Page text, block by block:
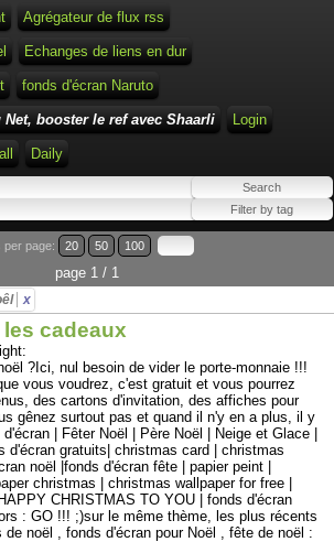
Agrégateur de flux rss
Echanges de liens en dur
fonds d'écran Naruto
booster le ref avec Shaarli Login
Daily
per page: 20 50 100
page 1 / 1
x
cadeaux
?Ici, nul besoin de vider le porte-monnaie !!!
vous voudrez, c'est gratuit et vous pourrez
des cartons d'invitation, des affiches pour
gênez surtout pas et quand il n'y en a plus, il y
| Fêter Noël | Père Noël | Neige et Glace |
d'écran gratuits| christmas card | christmas
noël |fonds d'écran fête | papier peint |
christmas | christmas wallpaper for free |
CHRISTMAS TO YOU | fonds d'écran
: GO !!! ;)sur le même thème, les plus récents
noël , fonds d'écran pour Noël , fête de noël :